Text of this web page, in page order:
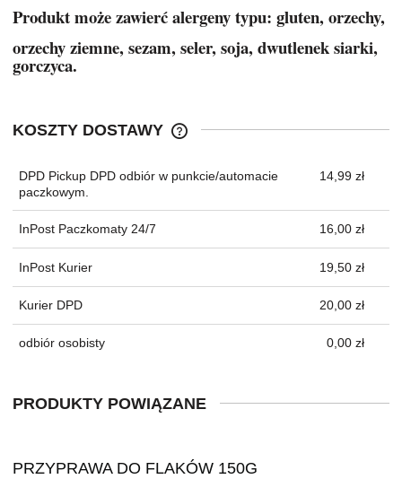
Produkt może zawierć alergeny typu: gluten, orzechy,
orzechy ziemne, sezam, seler, soja, dwutlenek siarki,
gorczyca.
KOSZTY DOSTAWY
DPD Pickup DPD odbiór w punkcie/automacie
paczkowym.
14,99 zł
InPost Paczkomaty 24/7 16,00 zł
InPost Kurier 19,50 zł
Kurier DPD 20,00 zł
odbiór osobisty 0,00 zł
PRODUKTY POWIĄZANE
PRZYPRAWA DO FLAKÓW 150G